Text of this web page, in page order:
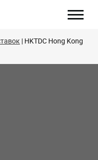
HKTDC Hong Kong